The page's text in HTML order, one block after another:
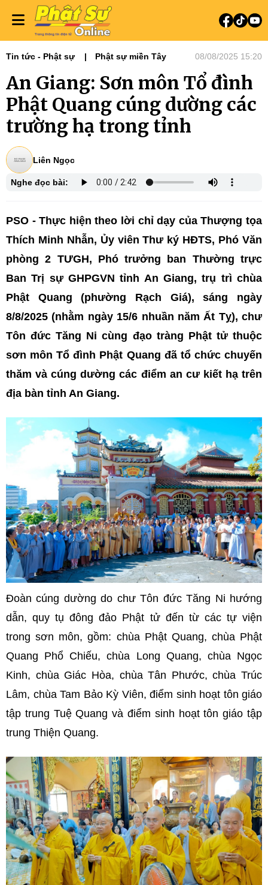
Tin tức - Phật sự Phật sự miền Tây 08/08/2025 15:20
An Giang: Sơn môn Tổ đình
Phật Quang cúng dường các
trường hạ trong tỉnh
Liên Ngọc
Nghe đọc bài:
PSO - Thực hiện theo lời chỉ dạy của Thượng tọa
Thích Minh Nhẫn, Ủy viên Thư ký HĐTS, Phó Văn
phòng 2 TƯGH, Phó trưởng ban Thường trực
Ban Trị sự GHPGVN tỉnh An Giang, trụ trì chùa
Phật Quang (phường Rạch Giá), sáng ngày
8/8/2025 (nhằm ngày 15/6 nhuần năm Ất Tỵ), chư
Tôn đức Tăng Ni cùng đạo tràng Phật tử thuộc
sơn môn Tổ đình Phật Quang đã tổ chức chuyến
thăm và cúng dường các điểm an cư kiết hạ trên
địa bàn tỉnh An Giang.
Đoàn cúng dường do chư Tôn đức Tăng Ni hướng
dẫn, quy tụ đông đảo Phật tử đến từ các tự viện
trong sơn môn, gồm: chùa Phật Quang, chùa Phật
Quang Phổ Chiếu, chùa Long Quang, chùa Ngọc
Kinh, chùa Giác Hòa, chùa Tân Phước, chùa Trúc
Lâm, chùa Tam Bảo Kỳ Viên, điểm sinh hoạt tôn giáo
tập trung Tuệ Quang và điểm sinh hoạt tôn giáo tập
trung Thiện Quang.